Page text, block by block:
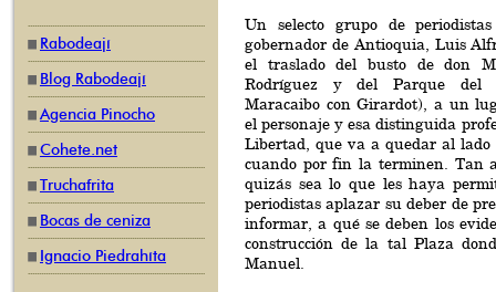
Rabodeají
Blog Rabodeají
Agencia Pinocho
Cohete.net
Truchafrita
Bocas de ceniza
Ignacio Piedrahíta
Un selecto grupo de
gobernador de Antioquia, Luis
el traslado del busto de don
Rodríguez y del Parque del
Maracaibo con Girardot), a un
el personaje y esa distinguida
Libertad, que va a quedar al lado
cuando por fin la terminen. Tan
quizás sea lo que les haya
periodistas aplazar su deber de
informar, a qué se deben los
construcción de la tal Plaza
Manuel.